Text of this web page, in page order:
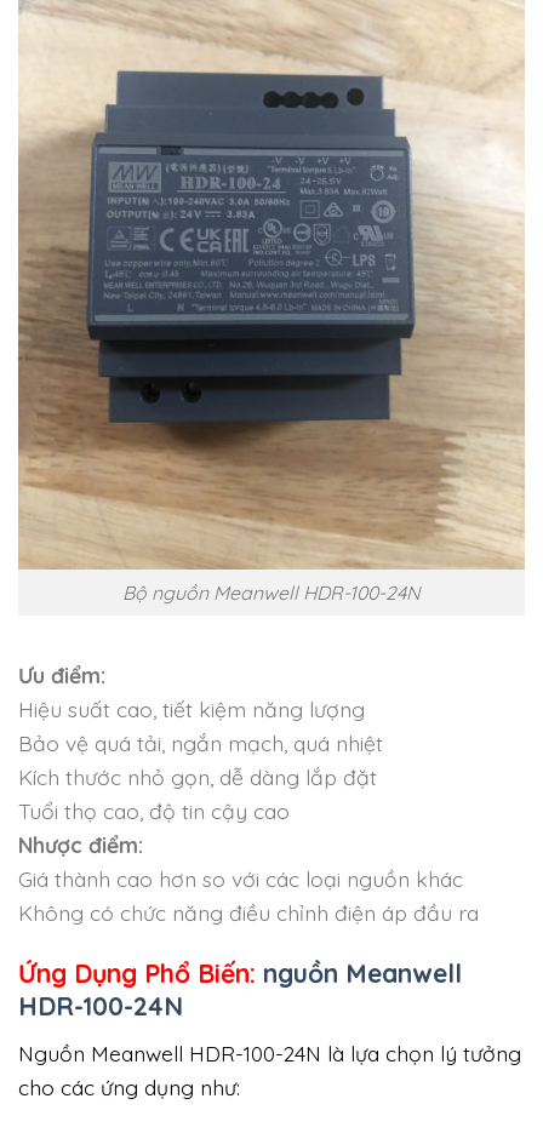
Bộ nguồn Meanwell HDR-100-24N
Ưu điểm:
Hiệu suất cao, tiết kiệm năng lượng
Bảo vệ quá tải, ngắn mạch, quá nhiệt
Kích thước nhỏ gọn, dễ dàng lắp đặt
Tuổi thọ cao, độ tin cậy cao
Nhược điểm:
Giá thành cao hơn so với các loại nguồn khác
Không có chức năng điều chỉnh điện áp đầu ra
Ứng Dụng Phổ Biến: nguồn Meanwell
HDR-100-24N
Nguồn Meanwell HDR-100-24N là lựa chọn lý tưởng
cho các ứng dụng như: